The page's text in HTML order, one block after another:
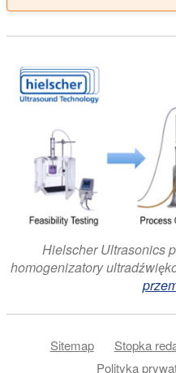
Hielscher Ultrasonics
homogenizatory
Sitemap
Stopka
Polityka